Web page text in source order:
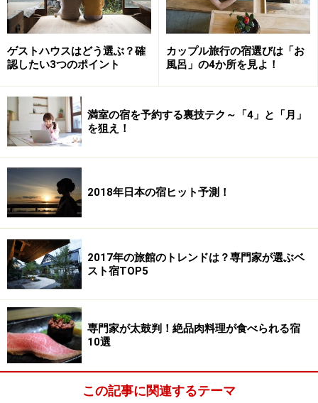
一人３万円くらいとみておけば充分でしょう。また、通
常芸妓さんは数名頼むのが常。大きな宴会であれば三味
線や笛・太鼓といった地方（じかた）さんも呼ぶと本格
的になります。（地域毎に料金の決まりがありますので
尋ねてみましょう）
初めてのお座敷なら、まずは大きな宴会で頼むのが現実
的。こうしたお座敷を個人的な接待の場で頼めるように
なれば「お大尽さん」とか「旦那さん」とか、「あ～さ
ん」とか呼ばれるようになるんですけどネ。（あ～さ
ん、なんていうのはふざけてるんじゃなく、実名で呼ん
じゃいけないという配慮なのです）
※記事内容は執筆時点のものです。最新の内容をご確認くださ
い。
ゲストハウスはどう選ぶ？確
認したい3つのポイント
カップル旅行の宿選びは「お
風呂」の4か所を見よ！
満室の宿を予約する裏技テク～「4」と「月」
を狙え！
2018年日本の宿ヒット予測！
2017年の旅館のトレンドは？専門家が選ぶベ
スト宿TOP5
専門家が太鼓判！絶品肉料理が食べられる宿
10選
この記事に関連するテーマ